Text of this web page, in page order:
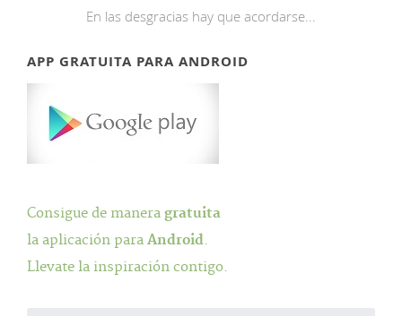
En las desgracias hay que acordarse...
APP GRATUITA PARA ANDROID
Consigue de manera gratuita
la aplicación para Android.
Llevate la inspiración contigo.